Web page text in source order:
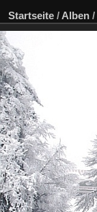
Startseite / Alben /